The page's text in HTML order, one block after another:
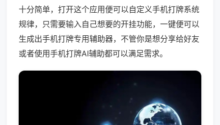
十分简单，打开这个应用便可以自定义手机打牌系统
规律，只需要输入自己想要的开挂功能，一键便可以
生成出手机打牌专用辅助器，不管你是想分享给好友
或者使用手机打牌AI辅助都可以满足需求。